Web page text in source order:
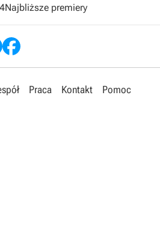
Najbliższe premiery
Praca Kontakt Pomoc